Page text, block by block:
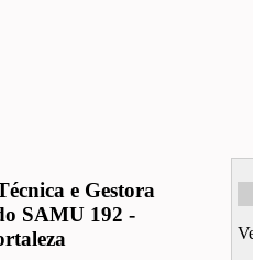
e Gestora
SAMU 192 -